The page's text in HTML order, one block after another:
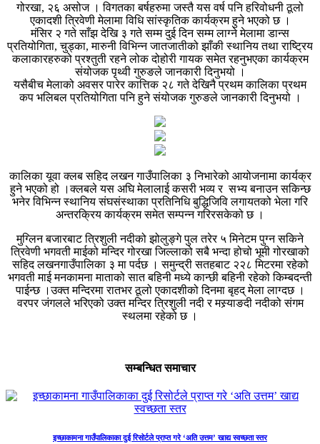
गोरखा, २६ असोज । विगतका बर्षहरुमा जस्तै यस वर्ष पनि हरिवोधनी ठूलो
एकादशी त्रिवेणी मेलामा विधि सांस्कृतिक कार्यक्रम हुने भएको छ ।
मंसिर २ गते साँझ देखि ३ गते सम्म दुई दिन सम्म लाग्ने मेलामा डान्स
प्रतियोगिता, चुड्का, मारुनी विभिन्न जातजातीको झाँकी स्थानिय तथा राष्ट्रिय
कलाकारहरुको प्रश्तुती रहने लोक दोहोरी गायक समेत रहनुभएका कार्यक्रम
संयोजक पृथ्वी गुरुङले जानकारी दिनुभयो ।
यसैबीच मेलाको अवसर पारेर कात्तिक २८ गते देखिनै प्रथम कालिका प्रथम
कप भलिबल प्रतियोगिता पनि हुने संयोजक गुरुङले जानकारी दिनुभयो ।
कालिका यूवा क्लब सहिद लखन गाउँपालिका ३ निभारेको आयोजनामा कार्यक्र
हुने भएको हो ।क्लबले यस अघि मेलालाई कसरी भव्य र सभ्य बनाउन सकिन्छ
भनेर विभिन्न स्थानिय संघसंस्थाका प्रतिनिधि बुद्धिजिवि लगायतको भेला गरि
अन्तरक्रिय कार्यक्रम समेत सम्पन्न गरिरसकेको छ ।
मुग्लिन बजारबाट त्रिशुली नदीको झोलुङ्गे पुल तरेर ५ मिनेटम पुग्न सकिने
त्रिवेणी भगवती माईको मन्दिर गोरखा जिल्लाको सबै भन्दा होचो भूमी गोरखाको
सहिद लखनगाउँपालिका ३ मा पर्दछ । समुन्द्री सतहबाट २२८ मिटरमा रहेको
भगवती माई मनकामना माताको सात बहिनी मध्ये कान्छी बहिनी रहेको किम्बदन्ती
पाईन्छ ।उक्त मन्दिरमा रातभर ठूलो एकादशीको दिनमा बृहद् मेला लाग्दछ ।
वरपर जंगलले भरिएको उक्त मन्दिर त्रिशुली नदी र मस्र्याङदी नदीको संगम
स्थलमा रहेको छ ।
सम्बन्धित समाचार
इच्छाकामना गाउँपालिकाका दुई रिसोर्टले प्राप्त गरे ‘अति उत्तम’ खाद्य स्वच्छता स्तर